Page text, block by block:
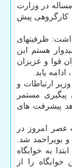
مساله در وزارت
کارگروهی پیش
ظرفیتهای
هستم این
قوا و عزیزان
یابد.
ارتباطات و
پیگیری مستمر
پیشرفت های
عصر امروز در
و بویراحمد شد.
به خوابگاه
را از